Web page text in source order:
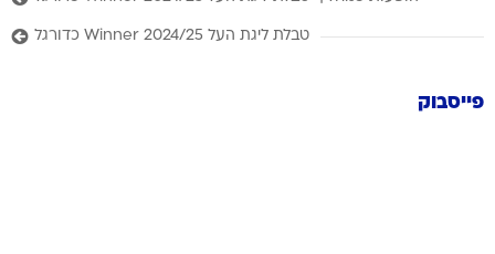
טבלת ליגת העל Winner 2024/25 כדורגל
פייסבוק